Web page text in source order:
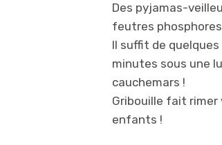
Des pyjamas-
feutres
Il suffit de quelques
minutes sous une
cauchemars !
Gribouille fait rimer
enfants !